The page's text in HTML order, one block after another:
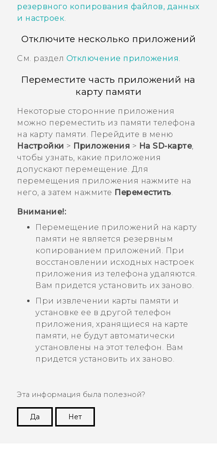
резервного копирования файлов, данных
и настроек
Отключите несколько приложений
См. раздел Отключение приложения.
Переместите часть приложений на
карту памяти
Некоторые сторонние приложения
можно переместить из памяти телефона
на карту памяти. Перейдите в меню
Настройки > Приложения > На SD-карте,
чтобы узнать, какие приложения
допускают перемещение. Для
перемещения приложения нажмите на
него, а затем нажмите Переместить
Внимание!:
Перемещение приложений на карту
памяти не является резервным
копированием приложений. При
восстановлении исходных настроек
приложения из телефона удаляются.
Вам придется установить их заново.
При извлечении карты памяти и
установке ее в другой телефон
приложения, хранящиеся на карте
памяти, не будут автоматически
установлены на этот телефон. Вам
придется установить их заново.
Эта информация была полезной?
Да
Нет